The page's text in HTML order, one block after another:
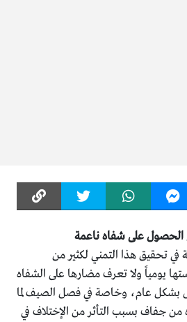
الحصول على شفاه ناعمة
تحقيق هذا التمني لكثير من
يومياً ولا تعرف مضارها على الشفاه
عام، وخاصة في فصل الصيف لما
من جفاف بسبب التأثر من الإختلاف في